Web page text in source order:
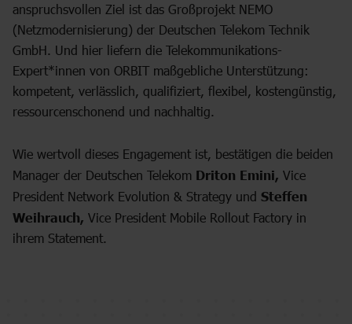
anspruchsvollen Ziel ist das Großprojekt NEMO
(Netzmodernisierung) der Deutschen Telekom Technik
GmbH. Und hier liefern die Telekommunikations-
Expert*innen von ORBIT maßgebliche Unterstützung:
kompetent, verlässlich, qualifiziert, flexibel, kostengünstig,
ressourcenschonend und nachhaltig.
Wie wertvoll dieses Engagement ist, bestätigen die beiden
Manager der Deutschen Telekom Driton Emini, Vice
President Network Evolution & Strategy und Steffen
Weihrauch, Vice President Mobile Rollout Factory in
ihrem Statement.